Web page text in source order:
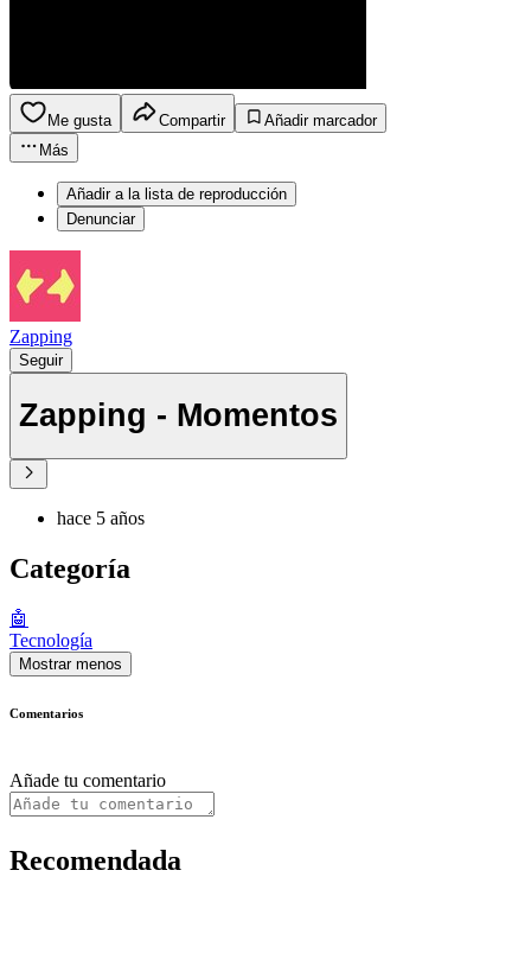
Me gusta Compartir
Añadir marcador
Más
Añadir a la lista de reproducción
Denunciar
Zapping
Seguir
Zapping - Momentos
hace 5 años
Categoría
🤖
Tecnología
Mostrar menos
Comentarios
Añade tu comentario
Recomendada